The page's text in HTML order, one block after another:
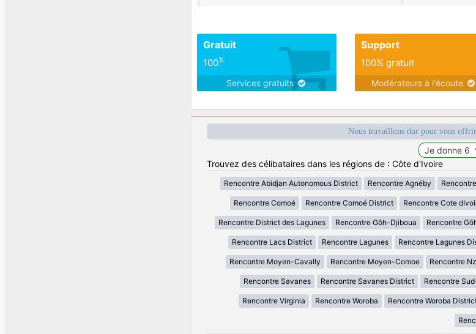
Gratuit
100%
Services gratuits
Support
100% gratuit
Modérateurs à l'écoute
Nous travaillons dur pour vous
Trouvez des célibataires dans les régions de : Côte d'Ivoire
Rencontre Abidjan Autonomous District Rencontre Agnéby
Rencontre Comoé Rencontre Comoé District Rencontre Cote
Rencontre District des Lagunes Rencontre Gôh-Djiboua Rencontre
Rencontre Lacs District Rencontre Lagunes Rencontre Lagunes
Rencontre Moyen-Cavally Rencontre Moyen-Comoe Rencontre
Rencontre Savanes Rencontre Savanes District Rencontre
Rencontre Virginia Rencontre Woroba Rencontre Woroba